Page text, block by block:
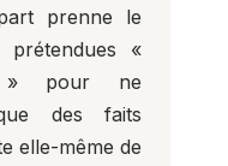
prenne le
«
» pour ne
des faits
elle-même de